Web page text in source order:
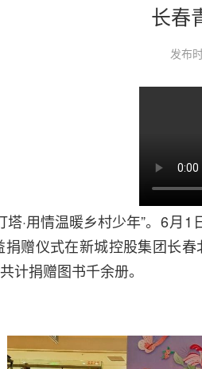
长春
发布
·用情温暖乡村少年”。 6月1
捐赠仪式在新城控股集团长
计捐赠图书千余册。